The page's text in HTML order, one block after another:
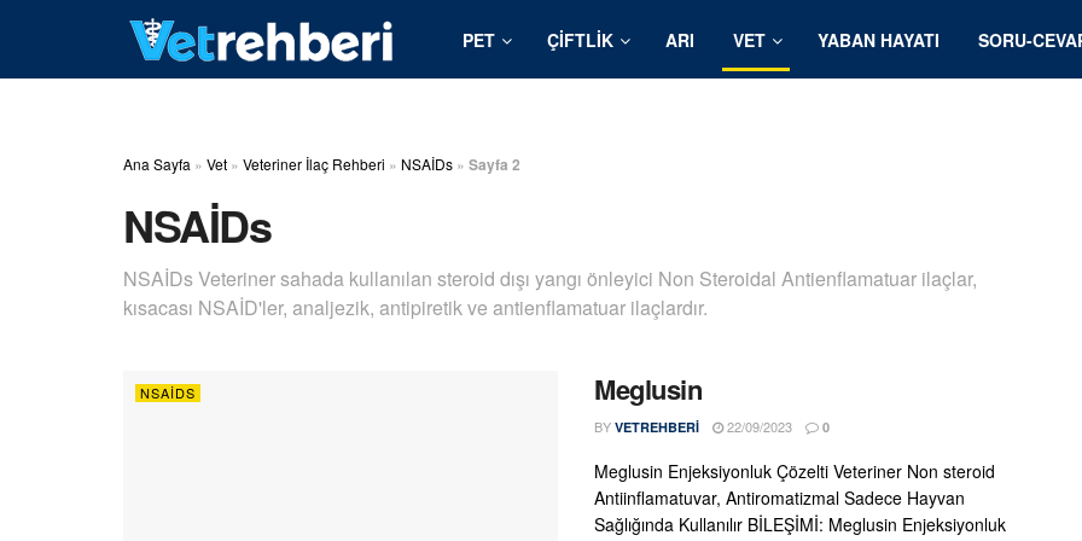
PET ÇIFTLIK ARI VET YABAN HAYATI SORU-
Ana Sayfa » Vet » Veteriner İlaç Rehberi » NSAİDs » Sayfa 2
NSAİDs
NSAİDs Veteriner sahada kullanılan steroid dışı yangı önleyici Non Steroidal Antienflamatuar ilaçlar,
kısacası NSAİD'ler, analjezik, antipiretik ve antienflamatuar ilaçlardır.
NSAİDS Meglusin
BY VETREHBERI 22/09/2023 0
Meglusin Enjeksiyonluk Çözelti Veteriner Non steroid
Antiinflamatuvar, Antiromatizmal Sadece Hayvan
Sağlığında Kullanılır BİLEŞİMİ: Meglusin Enjeksiyonluk